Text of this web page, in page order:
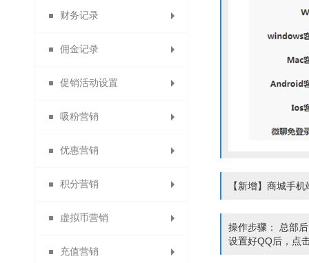
货到付款
自动确认收货设置
自动取消订单
浮动公告设置
服务承诺
修改密码
第三方登录管理
安粉宝
首次关注
自动回复
信息托管
客服功能
一键关注
开通指引
贝宝收款账号
银联支付收款账号
快钱
易宝收款账号
开联通
代收款结算平台
警戒商品
会员卡
会员权益
会员分组
会员导出
备份会员导入
批量修改会员
删除日志
批量发货
商品评价
退货理由
付款查询
退换货设置
代理商业绩奖励
提现申请管理
佣金转余额申请列表
线下充值管理
分账审核
代理商推荐奖
代理商业绩奖
代理商管理奖
财务记录
供应商提现记录
提现记录
驳回记录
分账记录
红包记录
账号充值记录
供应商提现申请
佣金记录
分销商佣金
代理商佣金
订货商佣金
门店佣金
员工佣金
招商经理佣金
促销活动设置
限时秒杀
限时打折
拼团活动
砍价设置
吸粉营销
投票管理
拍卖活动
众筹列表
众筹装修
优惠营销
优惠券管理
优惠券大礼包
优惠码管理
积分营销
积分日志
每日签到设置
虚拟币营销
虚拟币日志
充值营销
【新增】商城手
操作步骤： 总部
设置好QQ后，点